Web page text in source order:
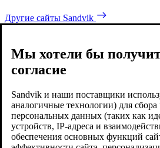
Другие сайты Sandvik
Мы хотели бы
согласие
Sandvik и наши поставщики
аналогичные технологии) для сбора
персональных данных (таких как
устройств, IP-адреса и
обеспечения основных функций